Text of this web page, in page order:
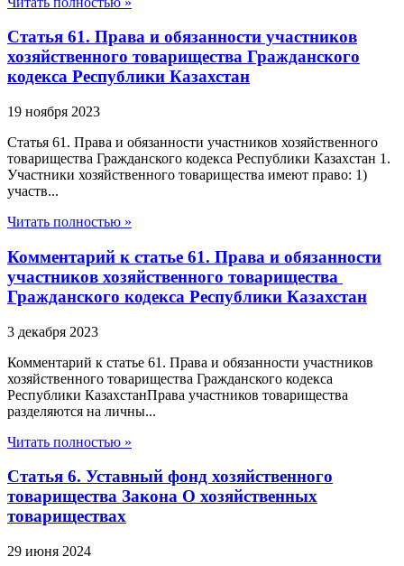
Статья 61. Права и обязанности участников
хозяйственного товарищества Гражданского
кодекса Республики Казахстан
19 ноября 2023
Статья 61. Права и обязанности участников хозяйственного
товарищества Гражданского кодекса Республики Казахстан 1.
Участники хозяйственного товарищества имеют право: 1)
участв...
Читать полностью »
Комментарий к статье 61. Права и обязанности
участников хозяйственного товарищества
Гражданского кодекса Республики Казахстан
3 декабря 2023
Комментарий к статье 61. Права и обязанности участников
хозяйственного товарищества Гражданского кодекса
Республики КазахстанПрава участников товарищества
разделяются на личны...
Читать полностью »
Статья 6. Уставный фонд хозяйственного
товарищества Закона О хозяйственных
товариществах
29 июня 2024